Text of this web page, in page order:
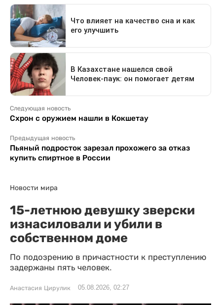
Следующая новость
Схрон с оружием нашли в Кокшетау
Предыдущая новость
Пьяный подросток зарезал прохожего за отказ
купить спиртное в России
Новости мира
15-летнюю девушку зверски
изнасиловали и убили в
собственном доме
По подозрению в причастности к преступлению
задержаны пять человек.
Анастасия Цирулик 05.08.2026, 02:27